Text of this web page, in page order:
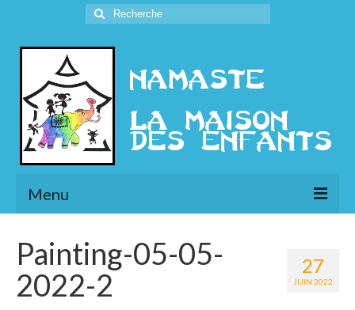
Rechercher
:
Menu
Présentation
l’Ethique
27
JUIN 2022
Painting-05-05-
2022-2